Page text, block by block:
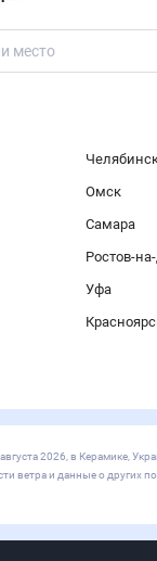
Омск
Самара
Ростов-
Уфа
августа 2026, в Керамике,
ветра и данные о других